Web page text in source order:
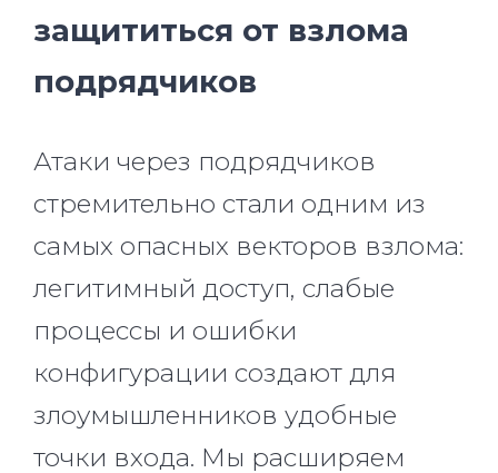
защититься от взлома
подрядчиков
Атаки через подрядчиков
стремительно стали одним из
самых опасных векторов взлома:
легитимный доступ, слабые
процессы и ошибки
конфигурации создают для
злоумышленников удобные
точки входа. Мы расширяем